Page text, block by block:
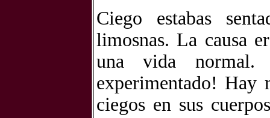
Ciego estabas
limosnas. La causa
una vida normal.
experimentado! Hay
ciegos en sus